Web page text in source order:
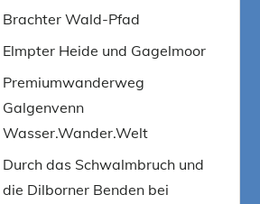
Brachter Wald-Pfad
Elmpter Heide und Gagelmoor
Premiumwanderweg
Galgenvenn
Wasser.Wander.Welt
Durch das Schwalmbruch und
die Dilborner Benden bei